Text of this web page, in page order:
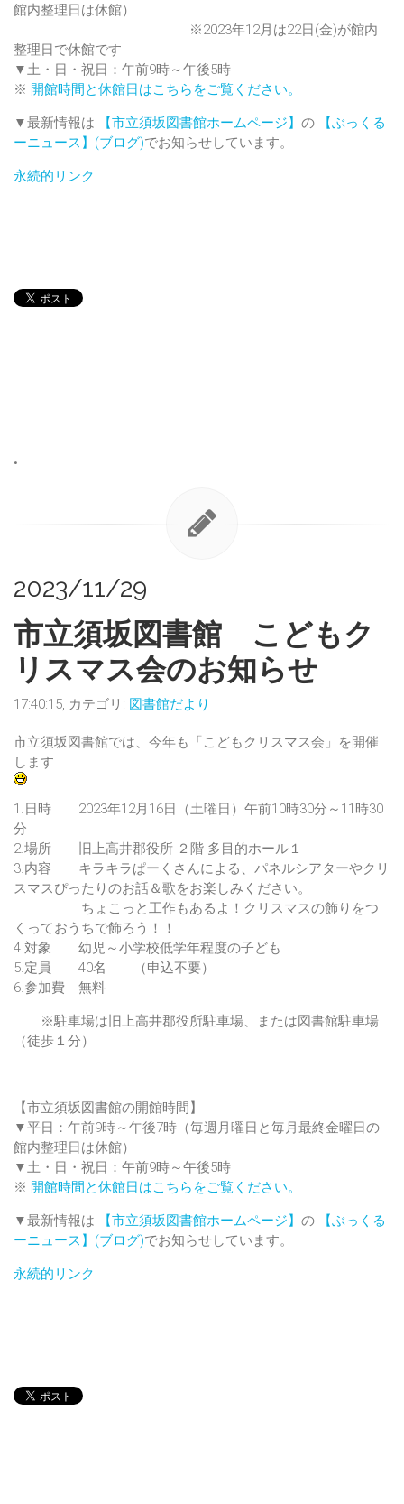
館内整理日は休館）
※2023年12月は22日(金)が館内
整理日で休館です
▼土・日・祝日：午前9時～午後5時
※ 開館時間と休館日はこちらをご覧ください。
▼最新情報は 【市立須坂図書館ホームページ】 の
【ぶっくる
ーニュース】(ブログ)でお知らせしています。
永続的リンク
•
2023/11/29
市立須坂図書館 こどもク
リスマス会のお知らせ
17:40:15, カテゴリ: 図書館だより
市立須坂図書館では、今年も「こどもクリスマス会」を開催
します
1.日時 2023年12月16日（土曜日）午前10時30分～11時30
分
2.場所 旧上高井郡役所 ２階 多目的ホール１
3.内容 キラキラぱーくさんによる、パネルシアターやクリ
スマスぴったりのお話＆歌をお楽しみください。
ちょこっと工作もあるよ！クリスマスの飾りをつ
くっておうちで飾ろう！！
4.対象 幼児～小学校低学年程度の子ども
5.定員 40名 （申込不要）
6.参加費 無料
※駐車場は旧上高井郡役所駐車場、または図書館駐車場
（徒歩１分）
【市立須坂図書館の開館時間】
▼平日：午前9時～午後7時（毎週月曜日と毎月最終金曜日の
館内整理日は休館）
▼土・日・祝日：午前9時～午後5時
※ 開館時間と休館日はこちらをご覧ください。
▼最新情報は 【市立須坂図書館ホームページ】 の
【ぶっくる
ーニュース】(ブログ)でお知らせしています。
永続的リンク